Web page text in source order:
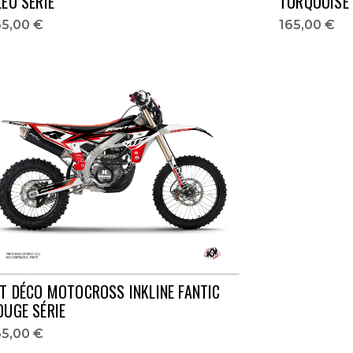
€ 165,00 €
DÉCO MOTOCROSS INKLINE FANTIC
SÉRIE
€